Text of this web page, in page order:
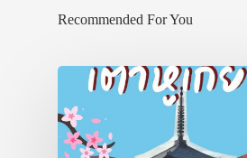
Recommended For You